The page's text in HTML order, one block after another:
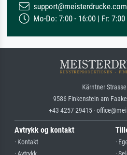
support@meisterdrucke.com
Mo-Do: 7:00 - 16:00 | Fr: 7:00
Kärntner
9586 Finkenstein am
+43 4257 29415 ·
Avtrykk og kontakt
· Kontakt
·